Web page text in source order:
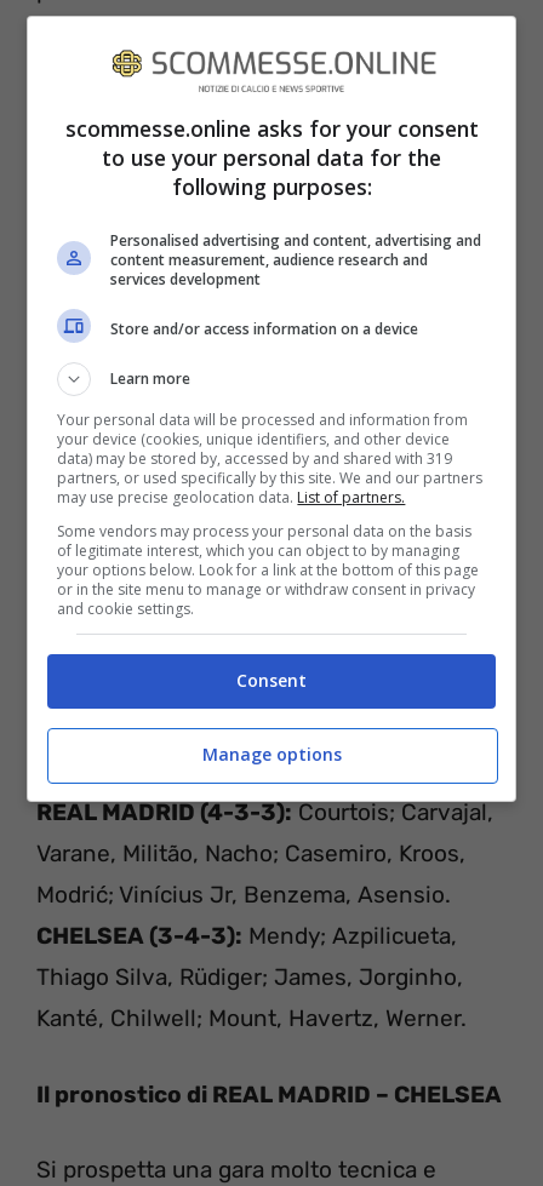
METEO E CONDIZIONI DEL CAMPO
Chelsea si preannunciano buone: 17 gradi,
cielo sereno, condizioni del campo buone.
REAL MADRID – CHELSEA
LE PROBABILI FORMAZIONI
REAL MADRID (4-3-3): Courtois; Carvajal,
Varane, Militão, Nacho; Casemiro, Kroos,
Modrić; Vinícius Jr, Benzema, Asensio.
CHELSEA (3-4-3): Mendy; Azpilicueta,
Thiago Silva, Rüdiger; James, Jorginho,
Kanté, Chilwell; Mount, Havertz, Werner.
Il pronostico di REAL MADRID – CHELSEA
Si prospetta una gara molto tecnica e
scommesse.online asks for your consent
to use your personal data for the
following purposes:
Personalised advertising and content, advertising and
content measurement, audience research and
services development
Store and/or access information on a device
Learn more
Your personal data will be processed and information from
your device (cookies, unique identifiers, and other device
data) may be stored by, accessed by and shared with 319
partners, or used specifically by this site. We and our partners
may use precise geolocation data. List of partners.
Some vendors may process your personal data on the basis
of legitimate interest, which you can object to by managing
your options below. Look for a link at the bottom of this page
or in the site menu to manage or withdraw consent in privacy
and cookie settings.
Consent
Manage options